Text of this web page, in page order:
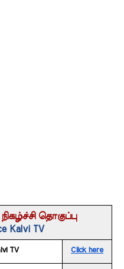
தொகுப்பு
Kalvi TV
TV Click here